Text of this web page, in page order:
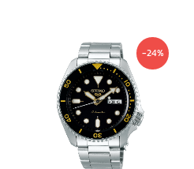
-24%
Original
price
was:
11,700 ฿.
Current
price